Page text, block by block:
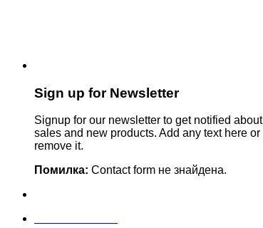
Sign up for Newsletter
Signup for our newsletter to get notified about
sales and new products. Add any text here or
remove it.
Помилка: Contact form не знайдена.